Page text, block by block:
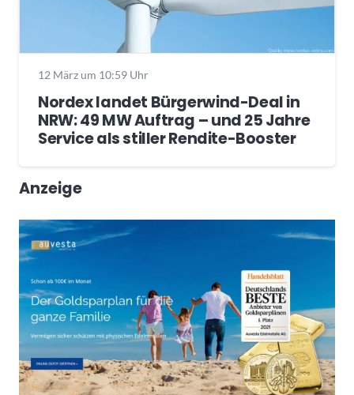
12 März um 10:59 Uhr
Nordex landet Bürgerwind-Deal in
NRW: 49 MW Auftrag – und 25 Jahre
Service als stiller Rendite-Booster
Anzeige